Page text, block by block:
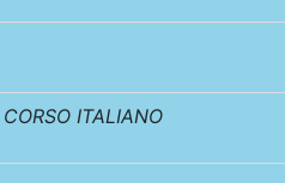
ITALIANO